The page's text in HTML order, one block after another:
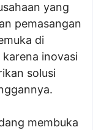
yang
pemasangan
di
karena inovasi
solusi
membuka